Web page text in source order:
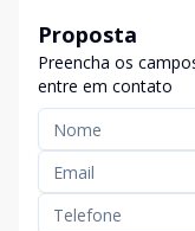
Proposta
Preencha os
entre em contato